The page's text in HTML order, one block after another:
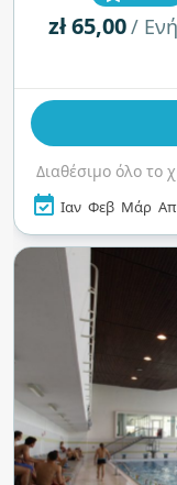
είτε τις
ή ακόμα και
και ευεξία σε
zł 65,00/
Διαθέσιμο όλο το
Ιαν Φεβ Μάρ